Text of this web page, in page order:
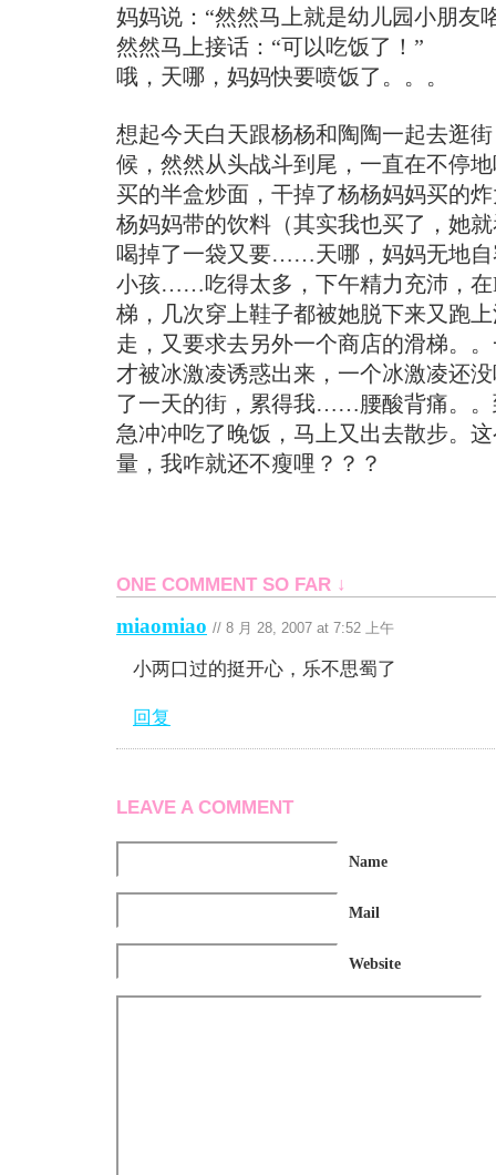
妈妈说：“然然马上就是幼儿园小朋友
然然马上接话：“可以吃饭了！”
哦，天哪，妈妈快要喷饭了。。。
想起今天白天跟杨杨和陶陶一起去逛
候，然然从头战斗到尾，一直在不停
买的半盒炒面，干掉了杨杨妈妈买的
杨妈妈带的饮料（其实我也买了，她
喝掉了一袋又要……天哪，妈妈无地自
小孩……吃得太多，下午精力充沛，在
梯，几次穿上鞋子都被她脱下来又跑
走，又要求去另外一个商店的滑梯。
才被冰激凌诱惑出来，一个冰激凌还
了一天的街，累得我……腰酸背痛。。
急冲冲吃了晚饭，马上又出去散步。
量，我咋就还不瘦哩？？？
ONE COMMENT SO FAR ↓
miaomiao // 8 月 28, 2007 at 7:52 上午
小两口过的挺开心，乐不思蜀了
回复
LEAVE A COMMENT
Name
Mail
Website